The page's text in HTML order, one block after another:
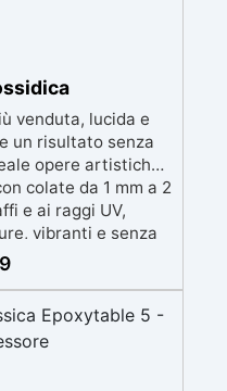
venduta, lucida e
un risultato senza
opere artistiche,
colate da 1 mm a 2
e ai raggi UV,
vibranti e senza
viscosità e
impeccabili,
per contatto
e VoC Free